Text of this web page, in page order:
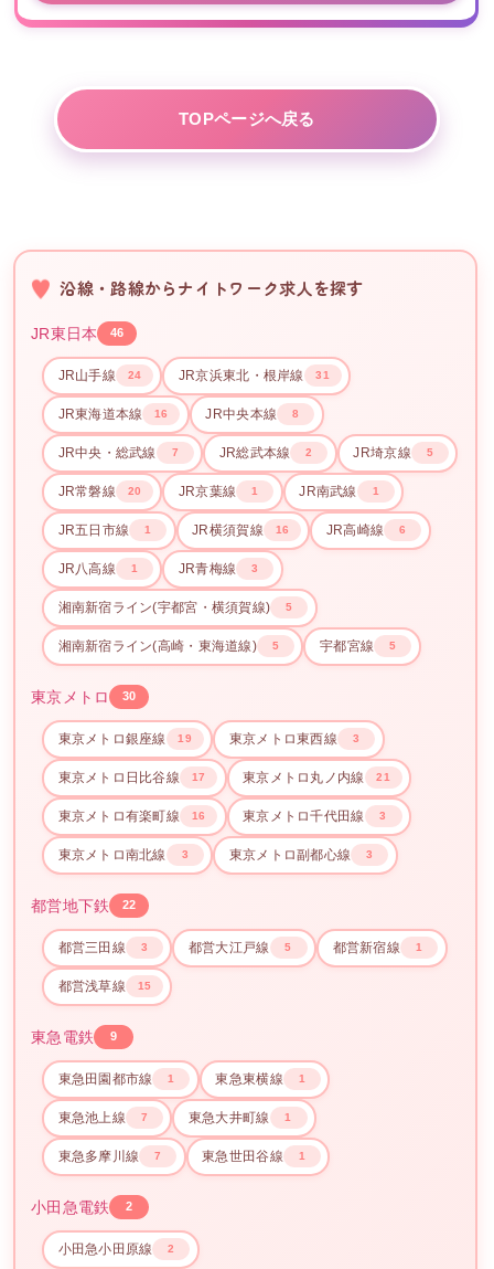
TOPページへ戻る
沿線・路線からナイトワーク求人を探す
JR東日本 46
JR山手線 24 JR京浜東北・根岸線 31
JR東海道本線 16 JR中央本線 8
JR中央・総武線 7 JR総武本線 2 JR埼京線 5
JR常磐線 20 JR京葉線 1 JR南武線 1
JR五日市線 1 JR横須賀線 16 JR高崎線 6
JR八高線 1 JR青梅線 3
湘南新宿ライン(宇都宮・横須賀線) 5
湘南新宿ライン(高崎・東海道線) 5 宇都宮線 5
東京メトロ 30
東京メトロ銀座線 19 東京メトロ東西線 3
東京メトロ日比谷線 17 東京メトロ丸ノ内線 21
東京メトロ有楽町線 16 東京メトロ千代田線 3
東京メトロ南北線 3 東京メトロ副都心線 3
都営地下鉄 22
都営三田線 3 都営大江戸線 5 都営新宿線 1
都営浅草線 15
東急電鉄 9
東急田園都市線 1 東急東横線 1
東急池上線 7 東急大井町線 1
東急多摩川線 7 東急世田谷線 1
小田急電鉄 2
小田急小田原線 2